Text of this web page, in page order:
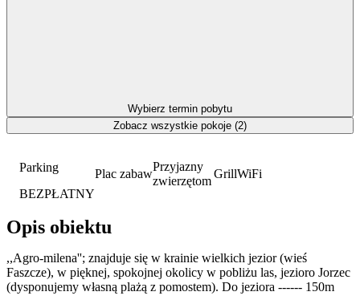
Parking
BEZPŁATNY
Plac zabaw
Przyjazny
zwierzętom
GrillWiFi
Opis obiektu
,,Agro-milena''; znajduje się w krainie wielkich jezior (wieś
Faszcze), w pięknej, spokojnej okolicy w pobliżu las, jezioro Jorzec
(dysponujemy własną plażą z pomostem). Do jeziora ------ 150m
Wybierz termin pobytu
Zobacz wszystkie pokoje (2)